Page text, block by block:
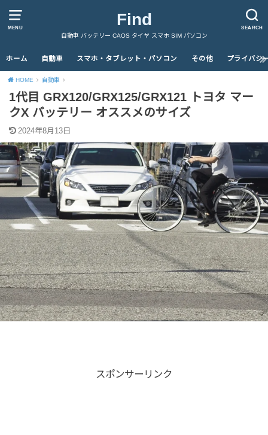
MENU SEARCH
Find
自動車 バッテリー CAOS タイヤ スマホ SIM パソコン
ホーム 自動車 スマホ・タブレット・パソコン その他 プライバシ
HOME 自動車
1代目 GRX120/GRX125/GRX121 トヨタ マー
クX バッテリー オススメのサイズ
2024年8月13日
スポンサーリンク